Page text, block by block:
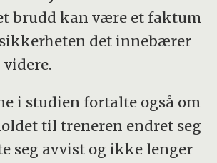
brudd kan være et faktum
det innebærer
i studien fortalte også om
til treneren endret seg
seg avvist og ikke lenger